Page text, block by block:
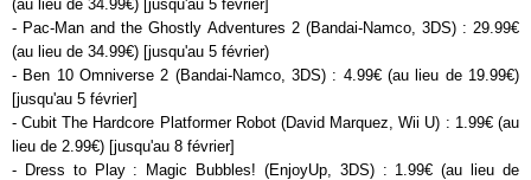
(au lieu de 34.99€) [jusqu'au 5 février]
- Pac-Man and the Ghostly Adventures 2 (Bandai-Namco, 3DS) : 29.99€
(au lieu de 34.99€) [jusqu'au 5 février)
- Ben 10 Omniverse 2 (Bandai-Namco, 3DS) : 4.99€ (au lieu de 19.99€)
[jusqu'au 5 février]
- Cubit The Hardcore Platformer Robot (David Marquez, Wii U) : 1.99€ (au
lieu de 2.99€) [jusqu'au 8 février]
- Dress to Play : Magic Bubbles! (EnjoyUp, 3DS) : 1.99€ (au lieu de